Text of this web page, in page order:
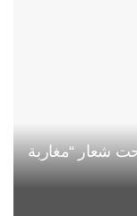
شعار “مغاربة